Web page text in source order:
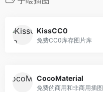
KissCC0
免费CC0库存图片库
CocoMaterial
免费的商用和非商用插图